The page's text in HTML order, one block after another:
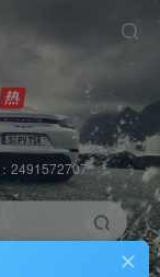
2491572707